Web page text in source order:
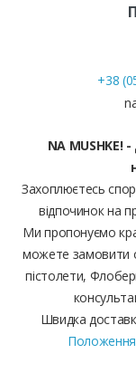
+38
NA MUSHKE!
Захоплюєтесь
відпочинок на
Ми пропонуємо
можете замовити
пістолети,
Швидка
Положення